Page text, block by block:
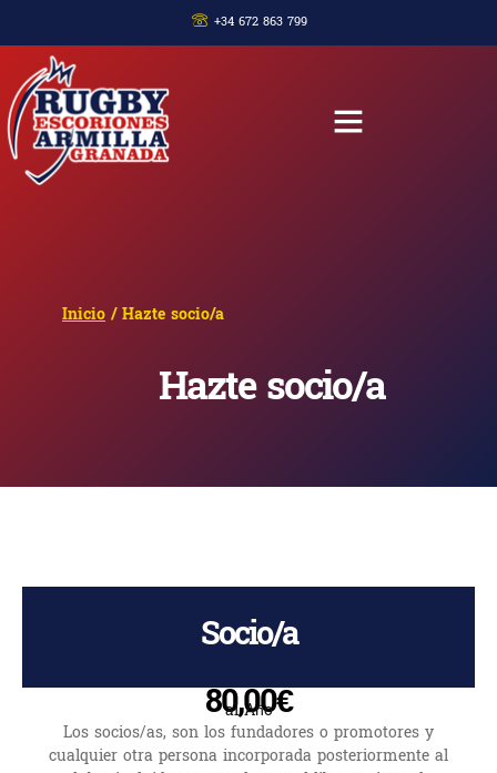
+34 672 863 799
Inicio / Hazte socio/a
Hazte socio/a
Socio/a
80,00€
al Año
Los socios/as, son los fundadores o promotores y
cualquier otra persona incorporada posteriormente al